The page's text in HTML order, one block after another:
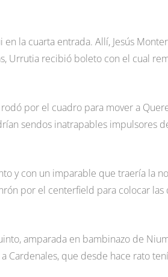
en la cuarta entrada. Allí, Jesús
Urrutia recibió boleto con el cual
por el cuadro para mover a
sendos inatrapables impulsores
y con un imparable que traería la
por el centerfield para colocar
amparada en bambinazo de
Cardenales, que desde hace rato